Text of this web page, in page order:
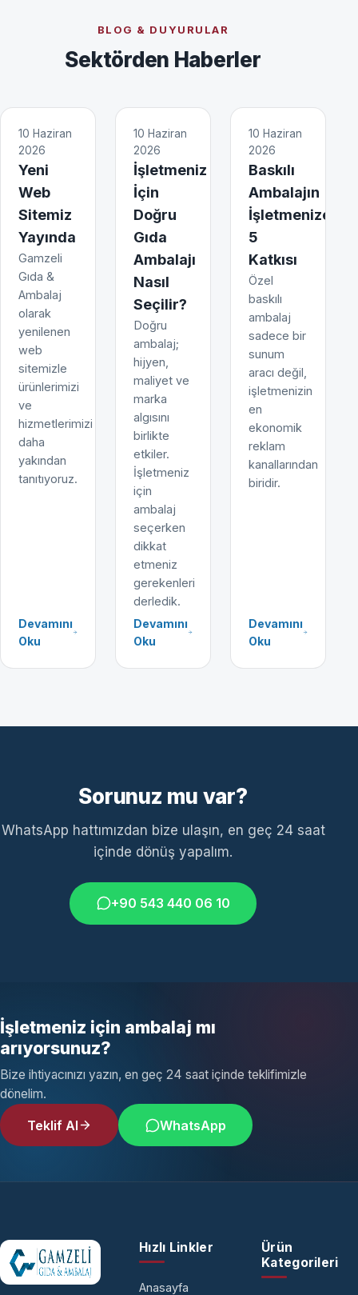
BLOG & DUYURULAR
Sektörden Haberler
10 Haziran
2026
Yeni
Web
Sitemiz
Yayında
Gamzeli
Gıda &
Ambalaj
olarak
yenilenen
web
sitemizle
ürünlerimizi
ve
hizmetlerimizi
daha
yakından
tanıtıyoruz.
Devamını
Oku
10 Haziran
2026
İşletmeniz
İçin
Doğru
Gıda
Ambalajı
Nasıl
Seçilir?
Doğru
ambalaj;
hijyen,
maliyet ve
marka
algısını
birlikte
etkiler.
İşletmeniz
için
ambalaj
seçerken
dikkat
etmeniz
gerekenleri
derledik.
Devamını
Oku
10 Haziran
2026
Baskılı
Ambalajın
İşletmenize
5
Katkısı
Özel
baskılı
ambalaj
sadece bir
sunum
aracı değil,
işletmenizin
en
ekonomik
reklam
kanallarından
biridir.
Devamını
Oku
Sorunuz mu var?
WhatsApp hattımızdan bize ulaşın, en geç 24 saat
içinde dönüş yapalım.
+90 543 440 06 10
İşletmeniz için ambalaj mı
arıyorsunuz?
Bize ihtiyacınızı yazın, en geç 24 saat içinde teklifimizle
dönelim.
Teklif Al WhatsApp
Hızlı Linkler
Anasayfa
Ürün
Kategorileri